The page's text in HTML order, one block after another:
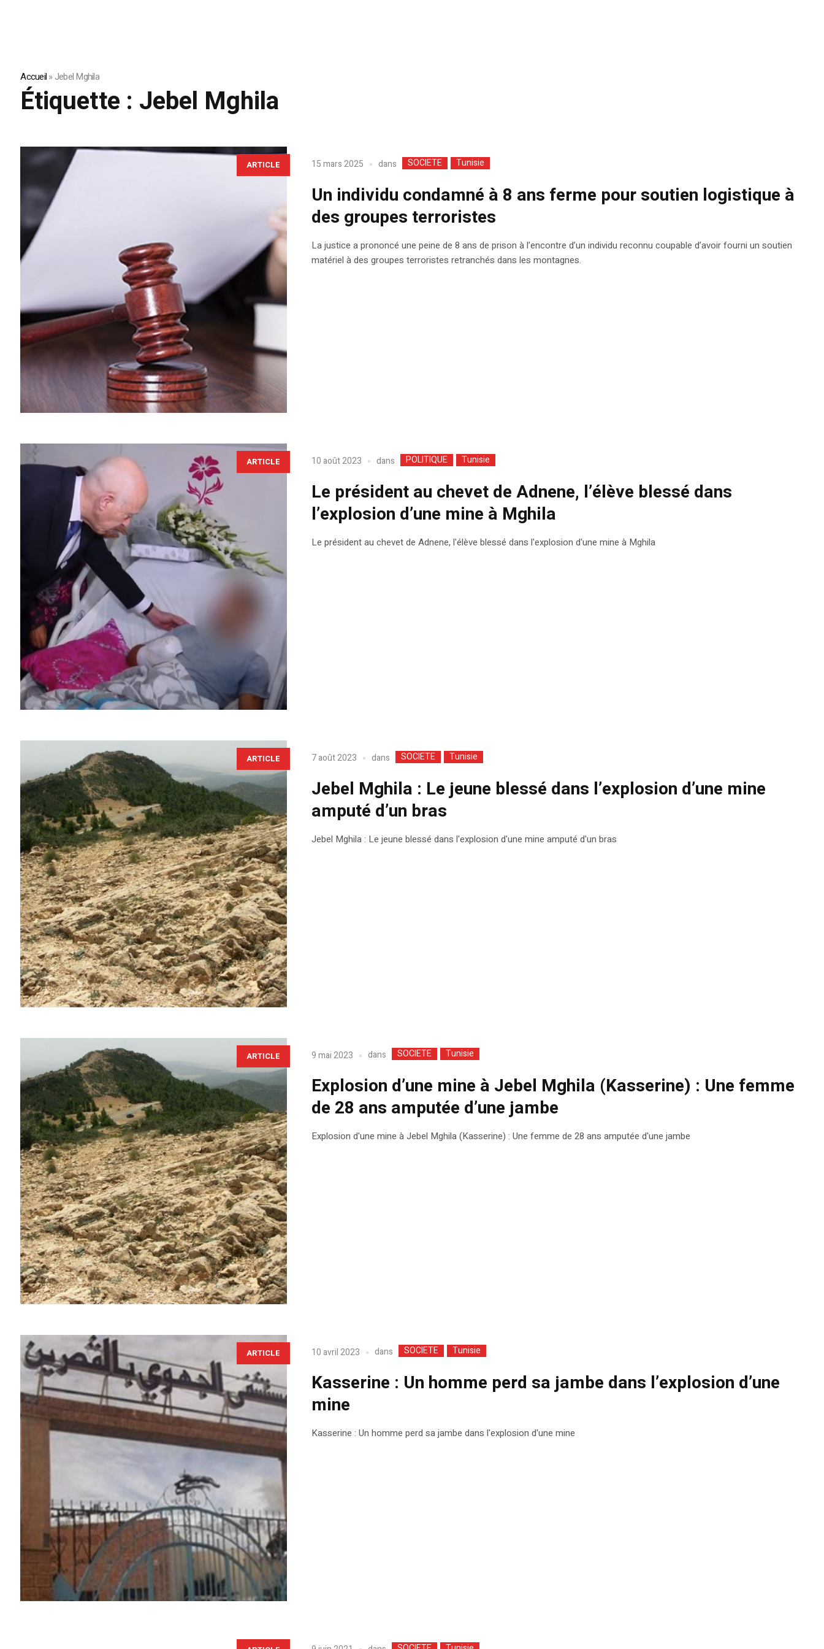
Accueil»Jebel Mghila
Étiquette : Jebel Mghila
ARTICLE 15 mars 2025 dans SOCIETE Tunisie
Un individu condamné à 8 ans ferme pour soutien logistique à
des groupes terroristes
La justice a prononcé une peine de 8 ans de prison à l’encontre d’un individu reconnu coupable d’avoir fourni un soutien
matériel à des groupes terroristes retranchés dans les montagnes.
ARTICLE 10 août 2023 dans POLITIQUE Tunisie
Le président au chevet de Adnene, l’élève blessé dans
l’explosion d’une mine à Mghila
Le président au chevet de Adnene, l'élève blessé dans l'explosion d'une mine à Mghila
ARTICLE 7 août 2023 dans SOCIETE Tunisie
Jebel Mghila : Le jeune blessé dans l’explosion d’une mine
amputé d’un bras
Jebel Mghila : Le jeune blessé dans l'explosion d'une mine amputé d'un bras
ARTICLE 9 mai 2023 dans SOCIETE Tunisie
Explosion d’une mine à Jebel Mghila (Kasserine) : Une femme
de 28 ans amputée d’une jambe
Explosion d'une mine à Jebel Mghila (Kasserine) : Une femme de 28 ans amputée d'une jambe
ARTICLE 10 avril 2023 dans SOCIETE Tunisie
Kasserine : Un homme perd sa jambe dans l’explosion d’une
mine
Kasserine : Un homme perd sa jambe dans l'explosion d'une mine